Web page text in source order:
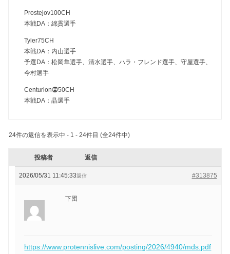
Prostejov100CH
本戦DA：綿貫選手
Tyler75CH
本戦DA：内山選手
予選DA：松岡隼選手、清水選手、ハラ・フレンド選手、守屋選手、
今村選手
Centurion⓶50CH
本戦DA：晶選手
24件の返信を表示中 - 1 - 24件目 (全24件中)
投稿者 返信
2026/05/31 11:45:33 #313875
返信
下団
https://www.protennislive.com/posting/2026/4940/mds.pdf